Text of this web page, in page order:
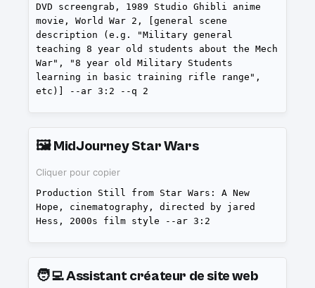
DVD screengrab, 1989 Studio Ghibli anime
movie, World War 2, [general scene
description (e.g. "Military general
teaching 8 year old students about the Mech
War", "8 year old Military Students
learning in basic training rifle range",
etc)] --ar 3:2 --q 2
🖼️MidJourney Star Wars
Cliquer pour copier
Production Still from Star Wars: A New
Hope, cinematography, directed by jared
Hess, 2000s film style --ar 3:2
🧑‍💻Assistant créateur de site web